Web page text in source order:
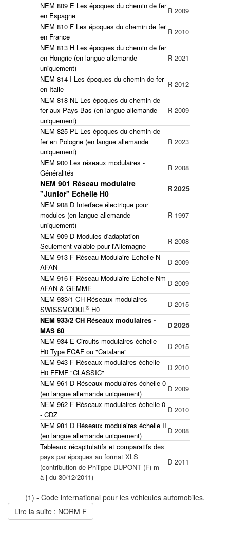
NEM 809 E Les époques du chemin de fer
en Espagne
R 2009
NEM 810 F Les époques du chemin de fer
en France
R 2010
NEM 813 H Les époques du chemin de fer
en Hongrie (en langue allemande
uniquement)
R 2021
NEM 814 I Les époques du chemin de fer
en Italie
R 2012
NEM 818 NL Les époques du chemin de
fer aux Pays-Bas (en langue allemande
uniquement)
R 2009
NEM 825 PL Les époques du chemin de
fer en Pologne (en langue allemande
uniquement)
R 2023
NEM 900 Les réseaux modulaires -
Généralités
R 2008
NEM 901 Réseau modulaire
"Junior" Echelle H0
R2025
NEM 908 D Interface électrique pour
modules (en langue allemande
uniquement)
R 1997
NEM 909 D Modules d'adaptation -
Seulement valable pour l'Allemagne
R 2008
NEM 913 F Réseau Modulaire Echelle N
AFAN
D 2009
NEM 916 F Réseau Modulaire Echelle Nm
AFAN & GEMME
D 2009
NEM 933/1 CH Réseaux modulaires
SWISSMODUL® H0
D 2015
NEM 933/2 CH Réseaux modulaires -
MAS 60
D2025
NEM 934 E Circuits modulaires échelle
H0 Type FCAF ou "Catalane"
D 2015
NEM 943 F Réseaux modulaires échelle
H0 FFMF "CLASSIC"
D 2010
NEM 961 D Réseaux modulaires échelle 0
(en langue allemande uniquement)
D 2009
NEM 962 F Réseaux modulaires échelle 0
- CDZ
D 2010
NEM 981 D Réseaux modulaires échelle II
(en langue allemande uniquement)
D 2008
Tableaux récapitulatifs et comparatifs des
pays par époques au format XLS
(contribution de Philippe DUPONT (F) m-
à-j du 30/12/2011)
D 2011
(1) - Code international pour les véhicules automobiles.
Lire la suite : NORM F